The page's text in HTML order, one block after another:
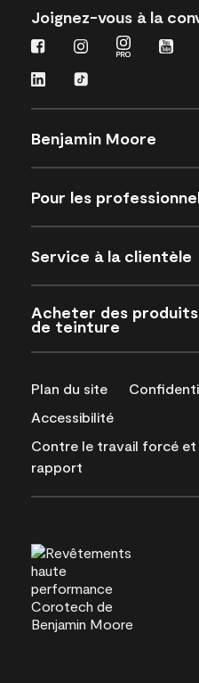
Joignez-vous à la
Benjamin Moore
Pour les
Service à la clientèle
Acheter des
de teinture
Plan du site
Accessibilité
Contre le travail forcé
rapport